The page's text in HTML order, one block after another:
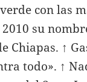
con las
su
Chiapas. ↑
todo». ↑